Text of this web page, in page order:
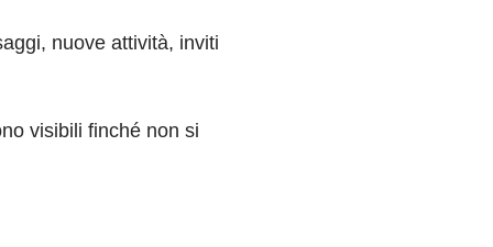
nuove attività, inviti
visibili finché non si